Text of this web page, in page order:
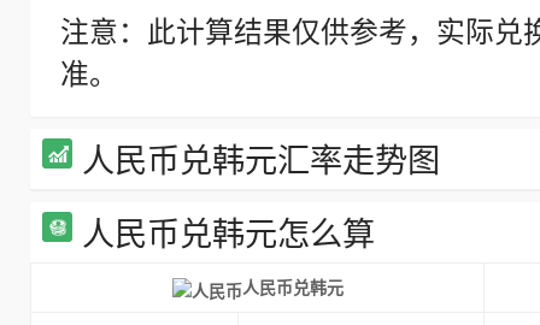
注意：此计算结果仅供参考，实际
准。
人民币兑韩元汇率走势图
人民币兑韩元怎么算
人民币兑韩元